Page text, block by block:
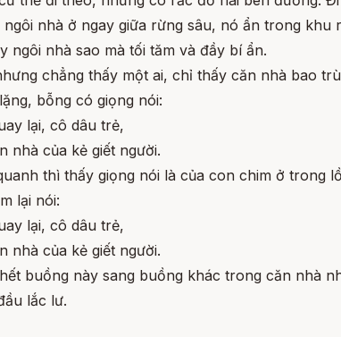
ngôi nhà ở ngay giữa rừng sâu, nó ẩn trong khu
ngôi nhà sao mà tối tăm và đầy bí ẩn.
chẳng thấy một ai, chỉ thấy căn nhà bao
bỗng có giọng nói:
lại, cô dâu trẻ,
nhà của kẻ giết người.
thì thấy giọng nói là của con chim ở trong
lại nói:
lại, cô dâu trẻ,
nhà của kẻ giết người.
buồng này sang buồng khác trong căn nhà
lắc lư.